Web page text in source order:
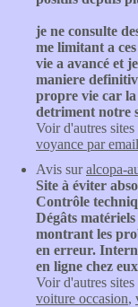
je ne consulte
me limitant a
vie a avancé et
maniere
propre vie car la
detriment notre
Voir d'autres sites
voyance par email
Avis suralcopa-
Site à éviter
Contrôle
Dégâts
montrant les
en erreur.
en ligne chez
Voir d'autres sites
voiture occasion,